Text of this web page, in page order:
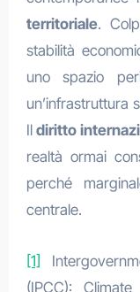
territoriale.
stabilità
uno spazio
un’infrastruttura
Ildiritto
realtà ormai
perché
centrale.
[1]
(IPCC):